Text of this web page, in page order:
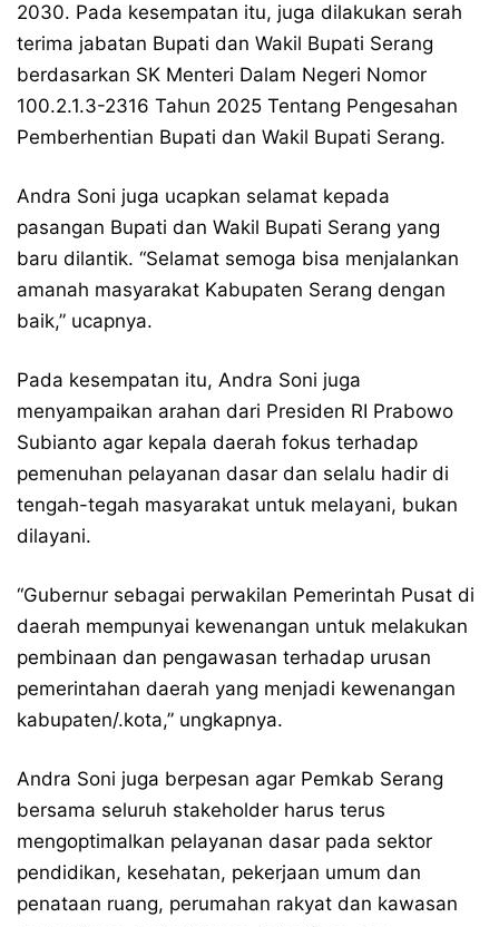
2030. Pada kesempatan itu, juga dilakukan serah
terima jabatan Bupati dan Wakil Bupati Serang
berdasarkan SK Menteri Dalam Negeri Nomor
100.2.1.3-2316 Tahun 2025 Tentang Pengesahan
Pemberhentian Bupati dan Wakil Bupati Serang.
Andra Soni juga ucapkan selamat kepada
pasangan Bupati dan Wakil Bupati Serang yang
baru dilantik. “Selamat semoga bisa menjalankan
amanah masyarakat Kabupaten Serang dengan
baik,” ucapnya.
Pada kesempatan itu, Andra Soni juga
menyampaikan arahan dari Presiden RI Prabowo
Subianto agar kepala daerah fokus terhadap
pemenuhan pelayanan dasar dan selalu hadir di
tengah-tegah masyarakat untuk melayani, bukan
dilayani.
“Gubernur sebagai perwakilan Pemerintah Pusat di
daerah mempunyai kewenangan untuk melakukan
pembinaan dan pengawasan terhadap urusan
pemerintahan daerah yang menjadi kewenangan
kabupaten/.kota,” ungkapnya.
Andra Soni juga berpesan agar Pemkab Serang
bersama seluruh stakeholder harus terus
mengoptimalkan pelayanan dasar pada sektor
pendidikan, kesehatan, pekerjaan umum dan
penataan ruang, perumahan rakyat dan kawasan